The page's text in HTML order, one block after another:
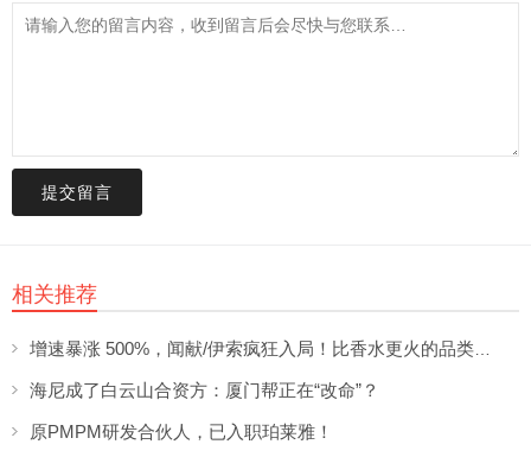
提交留言
相关推荐
增速暴涨 500%，闻献/伊索疯狂入局！比香水更火的品类突然爆发了？
海尼成了白云山合资方：厦门帮正在“改命”？
原PMPM研发合伙人，已入职珀莱雅！